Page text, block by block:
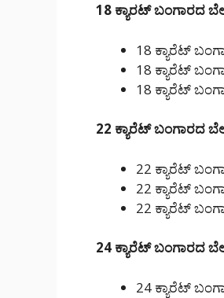
18 ಕ್ಯಾರಟ್ ಬಂಗಾರದ
18 ಕ್ಯಾರೆಟ್
18 ಕ್ಯಾರೆಟ್
18 ಕ್ಯಾರೆಟ್
22 ಕ್ಯಾರೆಟ್ ಬಂಗಾರದ
22 ಕ್ಯಾರೆಟ್
22 ಕ್ಯಾರೆಟ್
22 ಕ್ಯಾರೆಟ್
24 ಕ್ಯಾರೆಟ್ ಬಂಗಾರದ
24 ಕ್ಯಾರೆಟ್